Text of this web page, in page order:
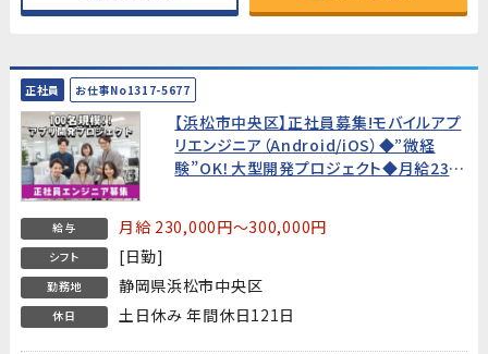
正社員 お仕事No1317-5677
【浜松市中央区】正社員募集!モバイルアプ
リエンジニア（Android/iOS）◆”微経
験”OK！大型開発プロジェクト◆月給23万
給与 月給 230,000円～300,000円
シフト [日勤]
勤務地 静岡県浜松市中央区
休日 土日休み 年間休日121日